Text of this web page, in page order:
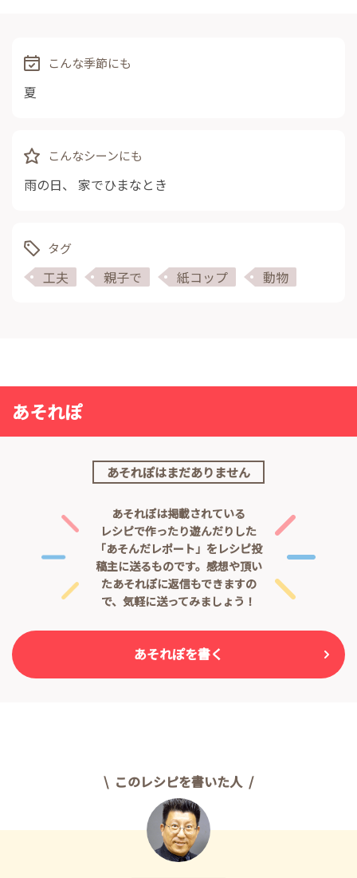
こんな季節にも
夏
こんなシーンにも
雨の日、 家でひまなとき
タグ
工夫 親子で 紙コップ 動物
あそれぽ
あそれぽはまだありません
あそれぽは掲載されている
レシピで作ったり遊んだりした
「あそんだレポート」をレシピ投
稿主に送るものです。 感想や頂い
たあそれぽに返信もできますの
で、気軽に送ってみましょう！
あそれぽを書く
このレシピを書いた人